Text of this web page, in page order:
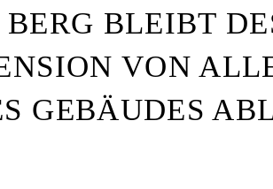
BERG BLEIBT
VON
GEBÄUDES